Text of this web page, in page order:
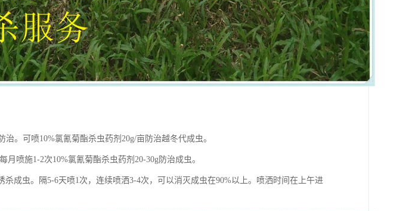
。可喷10%氯氰菊酯杀虫药剂20g/亩防治越冬代成虫。
喷施1-2次10%氯氰菊酯杀虫药剂20-30g防治成虫。
杀成虫。隔5-6天喷1次，连续喷洒3-4次，可以消灭成虫在90%以上。喷洒时间在上午进